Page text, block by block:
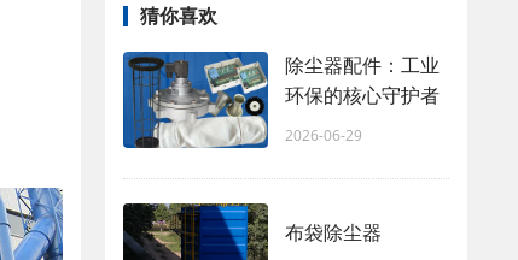
猜你喜欢
除尘器配件：工业
环保的核心守护者
2026-06-29
布袋除尘器